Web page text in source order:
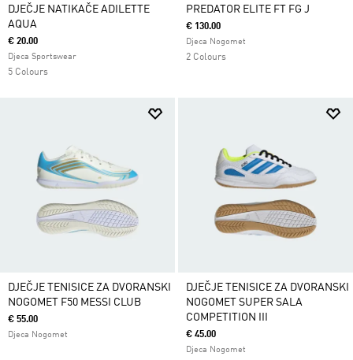
DJEČJE NATIKAČE ADILETTE
AQUA
€ 20.00
Djeca Sportswear
5 Colours
PREDATOR ELITE FT FG J
€ 130.00
Djeca Nogomet
2 Colours
DJEČJE TENISICE ZA DVORANSKI
NOGOMET F50 MESSI CLUB
€ 55.00
Djeca Nogomet
DJEČJE TENISICE ZA DVORANSKI
NOGOMET SUPER SALA
COMPETITION III
€ 45.00
Djeca Nogomet